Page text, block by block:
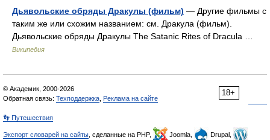
Дьявольские обряды Дракулы (фильм) — Другие фильмы с
таким же или схожим названием: см. Дракула (фильм).
Дьявольские обряды Дракулы The Satanic Rites of Dracula …
Википедия
18+
© Академик, 2000-2026
Обратная связь: Техподдержка Реклама на сайте
👣 Путешествия
Экспорт словарей на сайты , сделанные на PHP, Joomla,
Drupal,